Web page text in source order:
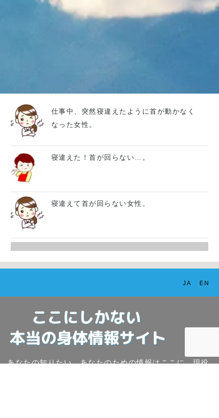
仕事中、突然寝違えたように首が動かなく
なった女性。
寝違えた！首が回らない…。
寝違えて首が回らない女性。
EN
JA
あなたの知りたい、あなたのための情報はここに。現役